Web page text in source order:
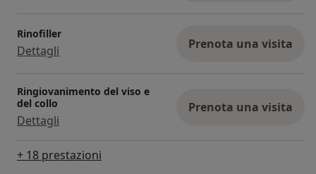
Rinofiller
Dettagli Prenota una visita
Ringiovanimento del viso e
del collo
Dettagli
Prenota una visita
+ 18 prestazioni